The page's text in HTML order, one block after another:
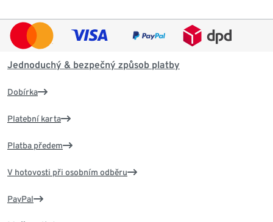
Jednoduchý & bezpečný způsob platby
Dobírka
Platební karta
Platba předem
V hotovosti při osobním odběru
PayPal